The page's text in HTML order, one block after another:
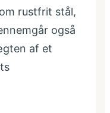
rustfrit stål,
også
af et